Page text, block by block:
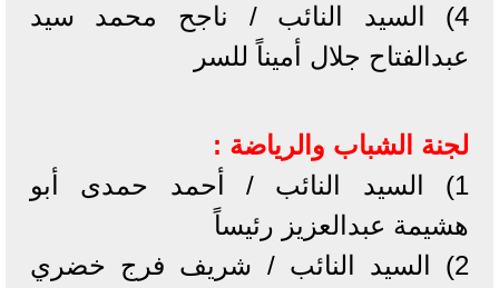
4) السيد النائب / ناجح محمد سيد
عبدالفتاح جلال أميناً للسر
لجنة الشباب والرياضة :
1) السيد النائب / أحمد حمدى أبو
هشيمة عبدالعزيز رئيساً
2) السيد النائب / شريف فرج خضري